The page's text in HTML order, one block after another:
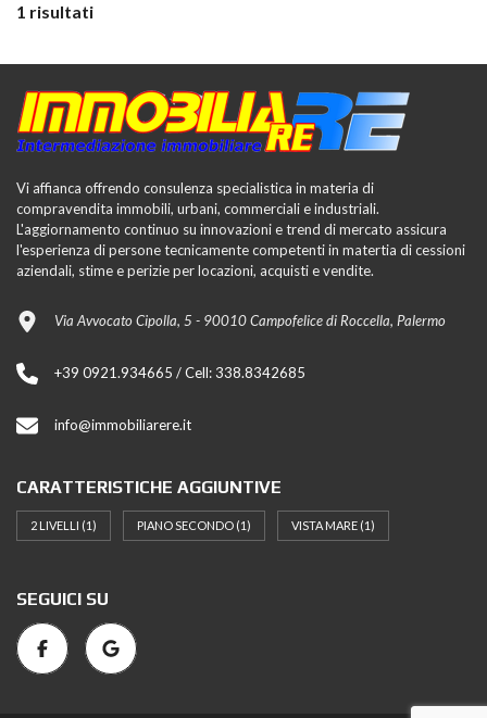
1 risultati
Vi affianca offrendo consulenza specialistica in materia di
compravendita immobili, urbani, commerciali e industriali.
L'aggiornamento continuo su innovazioni e trend di mercato assicura
l'esperienza di persone tecnicamente competenti in matertia di cessioni
aziendali, stime e perizie per locazioni, acquisti e vendite.
Via Avvocato Cipolla, 5 - 90010 Campofelice di Roccella, Palermo
+39 0921.934665 / Cell: 338.8342685
info@immobiliarere.it
CARATTERISTICHE AGGIUNTIVE
2 LIVELLI (1) PIANO SECONDO (1) VISTA MARE (1)
SEGUICI SU